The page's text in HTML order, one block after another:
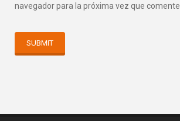
navegador para la próxima vez que comente.